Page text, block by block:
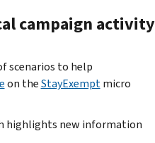
campaign activity
scenarios to help
on theStayExemptmicro
highlights new information